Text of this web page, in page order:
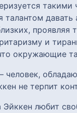
талантом
проявляя
и
окружающие
человек,
не терпит
Эйккен любит